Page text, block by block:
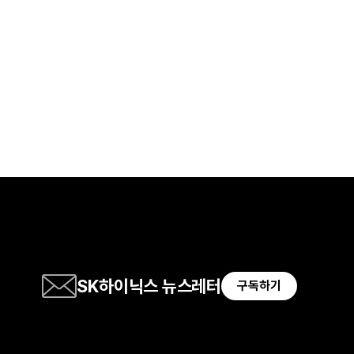
SK하이닉스 뉴스레터 구독하기